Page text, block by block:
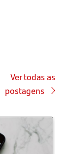
Ver todas as
postagens